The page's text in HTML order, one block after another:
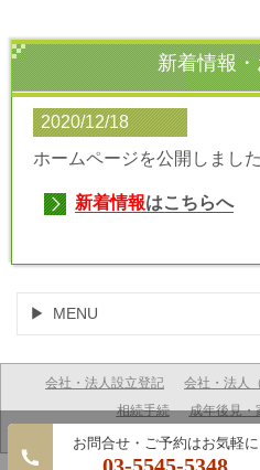
新着情報
2020/12/18
ホームページを公開しました
新着情報はこちらへ
MENU
(C) ながはま司
会社・法人設立登記 会社・法人
相続手続
成年後見・